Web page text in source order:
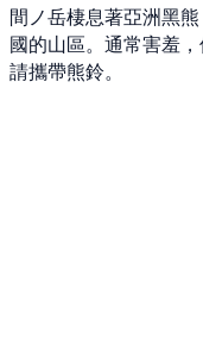
間ノ岳棲息著亞洲黑
國的山區。通常害羞
請攜帶熊鈴。